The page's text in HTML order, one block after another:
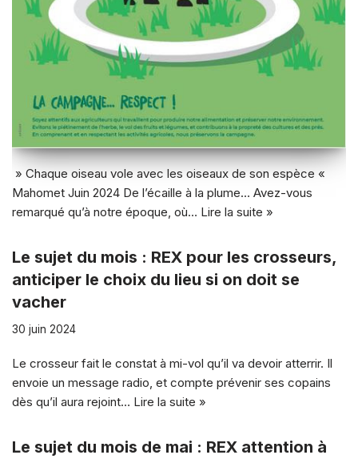
» Chaque oiseau vole avec les oiseaux de son espèce «
Mahomet Juin 2024 De l’écaille à la plume… Avez-vous
remarqué qu’à notre époque, où… Lire la suite »
Le sujet du mois : REX pour les crosseurs,
anticiper le choix du lieu si on doit se
vacher
30 juin 2024
Le crosseur fait le constat à mi-vol qu’il va devoir atterrir. Il
envoie un message radio, et compte prévenir ses copains
dès qu’il aura rejoint… Lire la suite »
Le sujet du mois de mai : REX attention à